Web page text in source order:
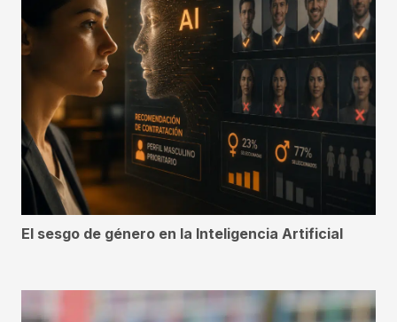
El sesgo de género en la Inteligencia Artificial